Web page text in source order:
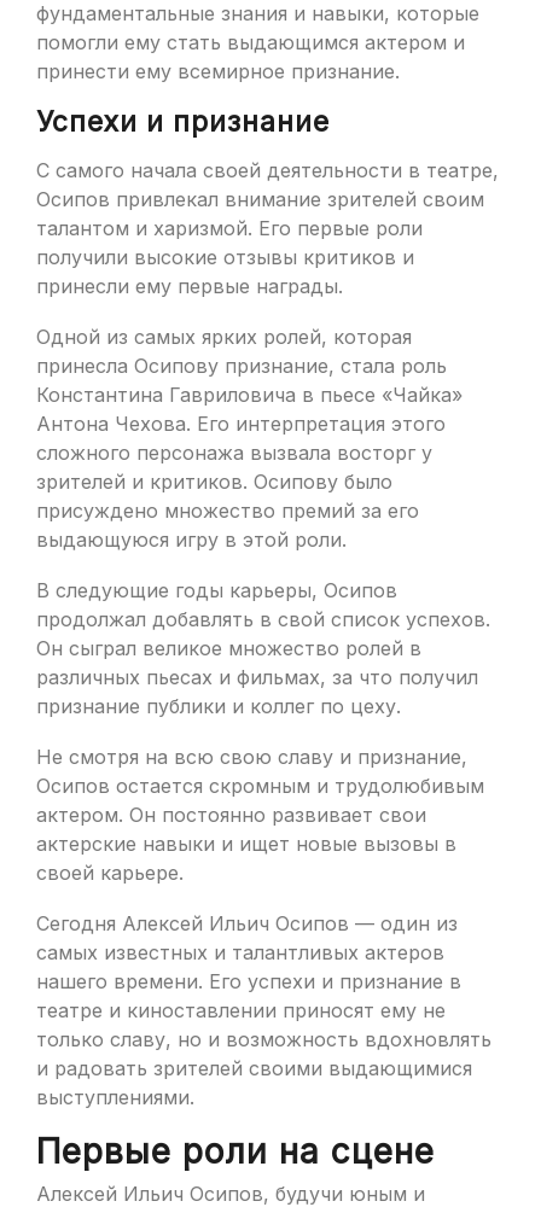
фундаментальные знания и навыки, которые
помогли ему стать выдающимся актером и
принести ему всемирное признание.
Успехи и признание
С самого начала своей деятельности в театре,
Осипов привлекал внимание зрителей своим
талантом и харизмой. Его первые роли
получили высокие отзывы критиков и
принесли ему первые награды.
Одной из самых ярких ролей, которая
принесла Осипову признание, стала роль
Константина Гавриловича в пьесе «Чайка»
Антона Чехова. Его интерпретация этого
сложного персонажа вызвала восторг у
зрителей и критиков. Осипову было
присуждено множество премий за его
выдающуюся игру в этой роли.
В следующие годы карьеры, Осипов
продолжал добавлять в свой список успехов.
Он сыграл великое множество ролей в
различных пьесах и фильмах, за что получил
признание публики и коллег по цеху.
Не смотря на всю свою славу и признание,
Осипов остается скромным и трудолюбивым
актером. Он постоянно развивает свои
актерские навыки и ищет новые вызовы в
своей карьере.
Сегодня Алексей Ильич Осипов — один из
самых известных и талантливых актеров
нашего времени. Его успехи и признание в
театре и киноставлении приносят ему не
только славу, но и возможность вдохновлять
и радовать зрителей своими выдающимися
выступлениями.
Первые роли на сцене
Алексей Ильич Осипов, будучи юным и